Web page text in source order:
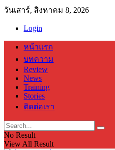
วันเสาร์, สิงหาคม 8, 2026
Login
หน้าแรก
บทความ
Review
News
Training
Stories
ติดต่อเรา
No Result
View All Result